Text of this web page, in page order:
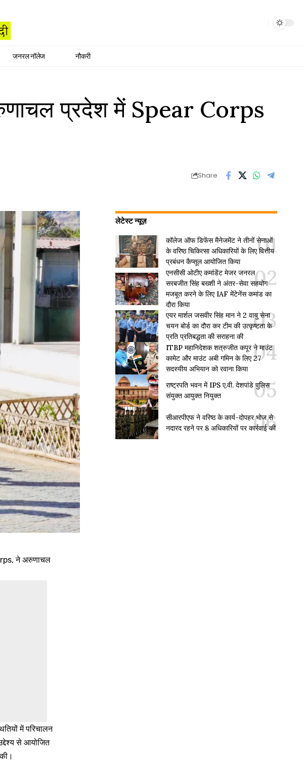
जनरल नॉलेज नौकरी
प्रदेश में Spear Corps
Share
ने अरुणाचल
में परिचालन
से आयोजित
लेटेस्ट न्यूज़
कॉलेज ऑफ डिफेंस मैनेजमेंट ने तीनों सेनाओं
के वरिष्ठ चिकित्सा अधिकारियों के लिए वित्तीय
प्रबंधन कैप्सूल आयोजित किया
एनसीसी ओटीए कमांडेंट मेजर जनरल
सरबजीत सिंह बख्शी ने अंतर-सेवा सहयोग
मजबूत करने के लिए IAF मेंटेनेंस कमांड का
दौरा किया
एयर मार्शल जसवीर सिंह मान ने 2 वायु सेना
चयन बोर्ड का दौरा कर टीम की उत्कृष्टता के
प्रति प्रतिबद्धता की सराहना की
ITBP महानिदेशक शत्रुजीत कपूर ने माउंट
कामेट और माउंट अबी गमिन के लिए 27
सदस्यीय अभियान को रवाना किया
राष्ट्रपति भवन में IPS ए.वी. देशपांडे पुलिस
संयुक्त आयुक्त नियुक्त
सीआरपीएफ ने वरिष्ठ के कार्य-दोपहर भोज से
नदारद रहने पर 8 अधिकारियों पर कार्रवाई की